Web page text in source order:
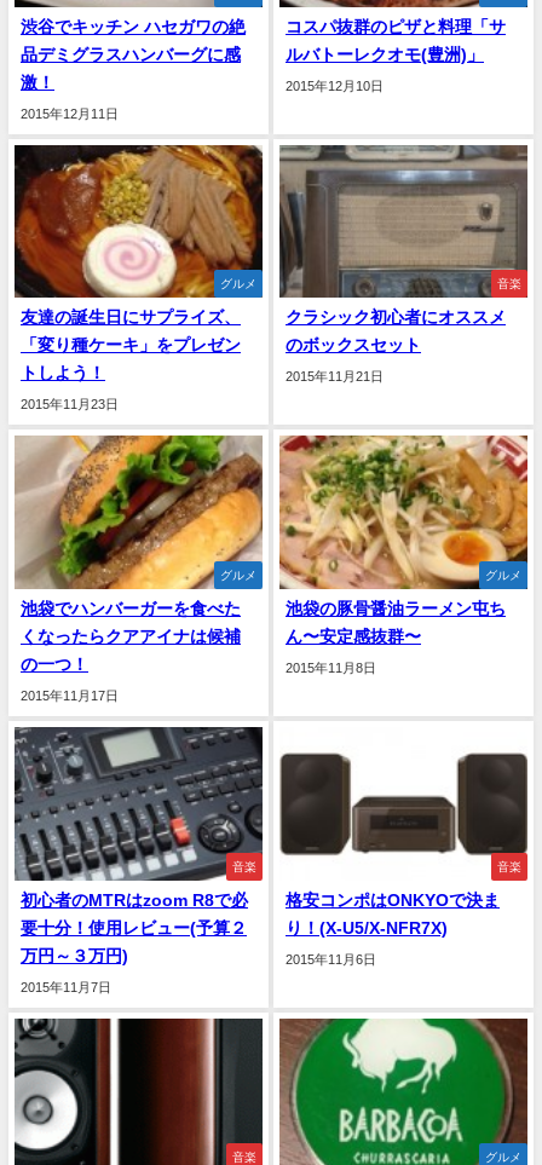
渋谷でキッチン ハセガワの絶
品デミグラスハンバーグに感
激！
2015年12月11日
コスパ抜群のピザと料理「サ
ルバトーレクオモ(豊洲)」
2015年12月10日
グルメ
友達の誕生日にサプライズ、
「変り種ケーキ」をプレゼン
トしよう！
2015年11月23日
音楽
クラシック初心者にオススメ
のボックスセット
2015年11月21日
グルメ
池袋でハンバーガーを食べた
くなったらクアアイナは候補
の一つ！
2015年11月17日
グルメ
池袋の豚骨醤油ラーメン屯ち
ん〜安定感抜群〜
2015年11月8日
音楽
初心者のMTRはzoom R8で必
要十分！使用レビュー(予算２
万円～３万円)
2015年11月7日
音楽
格安コンポはONKYOで決ま
り！(X-U5/X-NFR7X)
2015年11月6日
音楽 グルメ